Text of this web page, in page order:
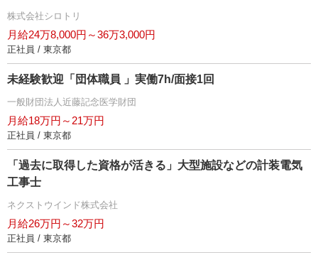
株式会社シロトリ
月給24万8,000円～36万3,000円
正社員 / 東京都
未経験歓迎「団体職員 」実働7h/面接1回
一般財団法人近藤記念医学財団
月給18万円～21万円
正社員 / 東京都
「過去に取得した資格が活きる」大型施設などの計装電気
工事士
ネクストウインド株式会社
月給26万円～32万円
正社員 / 東京都